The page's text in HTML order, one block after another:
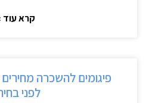
קרא עוד
פיגומים להשכרה
לפני